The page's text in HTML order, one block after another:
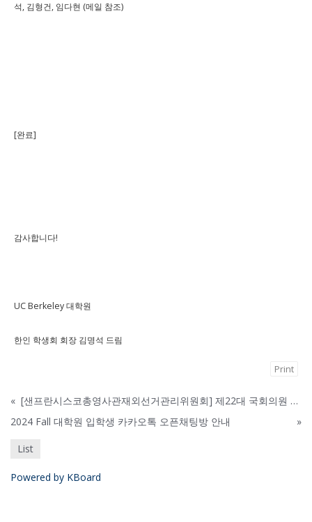
석, 김형건, 임다현 (메일 참조)
[완료]
감사합니다!
UC Berkeley 대학원
한인 학생회 회장 김명석 드림
Print
«
[샌프란시스코총영사관재외선거관리위원회] 제22대 국회의원 재외선거안내 포스터 (Feb. 16 update)
2024 Fall 대학원 입학생 카카오톡 오픈채팅방 안내
»
List
Powered by KBoard